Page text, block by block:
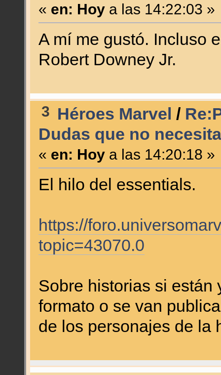
« en: Hoya las 14:22:03 »
A mí me gustó. Incluso
Robert Downey Jr.
3 Héroes Marvel /
Dudas que no
« en: Hoya las 14:20:18 »
El hilo del essentials.
https://
topic=43070.0
Sobre historias si están
formato o se van
de los personajes de la